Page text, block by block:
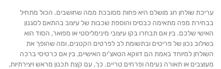
שולחן חג מושלם היא פחות מסובכת ממה שחושבים. הכול מתחיל
מפה מתאימה כבסיס והוספת שכבות של עיצוב בהתאם לסגנון
שלכם. בין אם תבחרו בקו עיצובי מינימליסטי או מפואר, הסוד הוא
נכון של פריטים ובתשומת לב לפרטים הקטנים, ומה שהופך את
למיוחד באמת הם דווקא הטאצ'ים האישיים, בין אם כרטיסי ברכה
או תאורה נעימה ופרחים טריים. כך, עם קצת תכנון מראש ויצירתיות,